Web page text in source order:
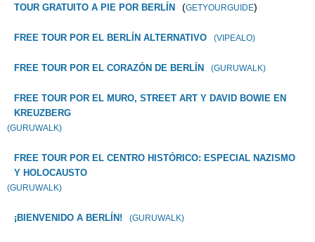
TOUR GRATUITO A PIE POR BERLÍN (GETYOURGUIDE)
FREE TOUR POR EL BERLÍN ALTERNATIVO (VIPEALO)
FREE TOUR POR EL CORAZÓN DE BERLÍN (GURUWALK)
FREE TOUR POR EL MURO, STREET ART Y DAVID BOWIE EN
KREUZBERG
(GURUWALK)
FREE TOUR POR EL CENTRO HISTÓRICO: ESPECIAL NAZISMO
Y HOLOCAUSTO
(GURUWALK)
¡BIENVENIDO A BERLÍN! (GURUWALK)